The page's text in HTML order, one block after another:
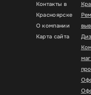
Контакты в
Красноярске
О компании
Карта сайта